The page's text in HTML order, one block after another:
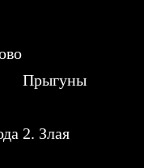
Прыгуны
2. Злая